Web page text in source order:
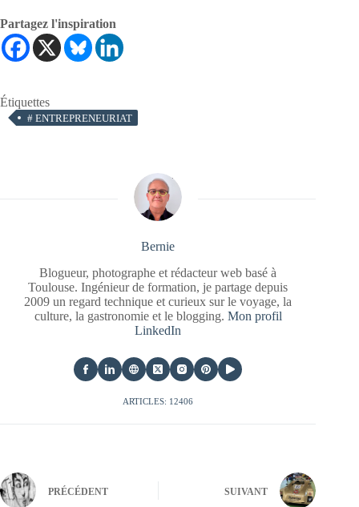
Partagez l'inspiration
Étiquettes
# ENTREPRENEURIAT
Bernie
Blogueur, photographe et rédacteur web basé à
Toulouse. Ingénieur de formation, je partage depuis
2009 un regard technique et curieux sur le voyage, la
culture, la gastronomie et le blogging. Mon profil
LinkedIn
ARTICLES: 12406
PRÉCÉDENT SUIVANT